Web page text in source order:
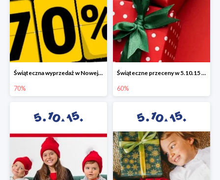
Świąteczna wyprzedaż w Nowej Erze - National Geographic Learning -70%
70%
Świąteczne przeceny w 5.10.15 - wszystkie ubrania -60%
60%